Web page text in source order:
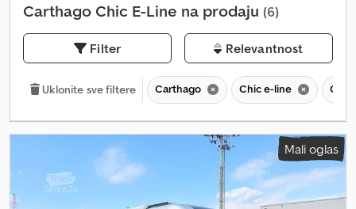
Carthago Chic E-Line na prodaju (6)
Filter Relevantnost
Uklonite sve filtere Carthago Chic e-line Chic
Mali oglas